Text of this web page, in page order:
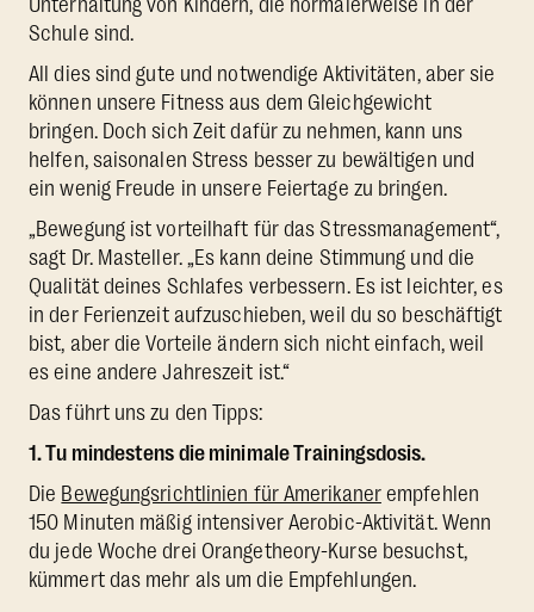
Schule sind.
All dies sind gute und notwendige Aktivitäten, aber sie
können unsere Fitness aus dem Gleichgewicht
bringen. Doch sich Zeit dafür zu nehmen, kann uns
helfen, saisonalen Stress besser zu bewältigen und
ein wenig Freude in unsere Feiertage zu bringen.
„Bewegung ist vorteilhaft für das Stressmanagement“,
sagt Dr. Masteller. „Es kann deine Stimmung und die
Qualität deines Schlafes verbessern. Es ist leichter, es
in der Ferienzeit aufzuschieben, weil du so beschäftigt
bist, aber die Vorteile ändern sich nicht einfach, weil
es eine andere Jahreszeit ist.“
Das führt uns zu den Tipps:
1. Tu mindestens die minimale Trainingsdosis.
Die Bewegungsrichtlinien für Amerikanerempfehlen
150 Minuten mäßig intensiver Aerobic-Aktivität. Wenn
du jede Woche drei Orangetheory-Kurse besuchst,
kümmert das mehr als um die Empfehlungen.